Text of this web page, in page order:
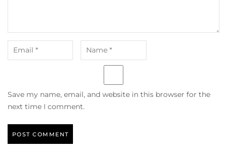
Save my name, email, and website in this browser for the
next time I comment.